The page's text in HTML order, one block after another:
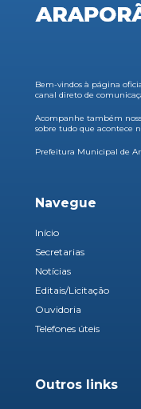
Bem-vindos à página
canal direto de
Acompanhe também
sobre tudo que acontece
Prefeitura Municipal de
Navegue
Início
Secretarias
Notícias
Editais/Licitação
Ouvidoria
Telefones úteis
Outros links